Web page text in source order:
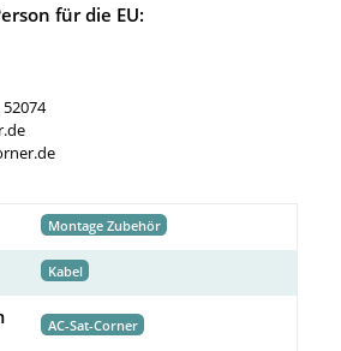
für die EU:
Montage Zubehör
Kabel
AC-Sat-Corner